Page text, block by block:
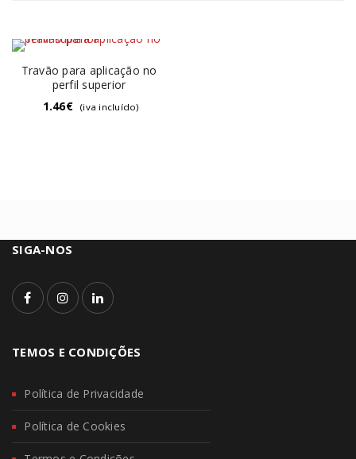
Travão para aplicação no
perfil superior
1.46€ (iva incluído)
SIGA-NOS
TEMOS E CONDIÇÕES
Política de Privacidade
Política de Cookies